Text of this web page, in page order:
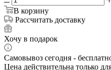
В корзину
Рассчитать доставку
Хочу в подарок
Самовывоз сегодня -
Цена действительна только